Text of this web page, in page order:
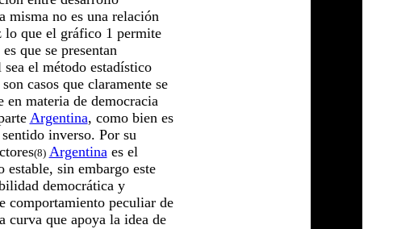
misma no es una relación
lo que el gráfico 1 permite
que se presentan
el método estadístico
casos que claramente se
en materia de democracia
Argentina, como bien es
inverso. Por su
(8) Argentinaes el
sin embargo este
democrática y
comportamiento peculiar de
curva que apoya la idea de